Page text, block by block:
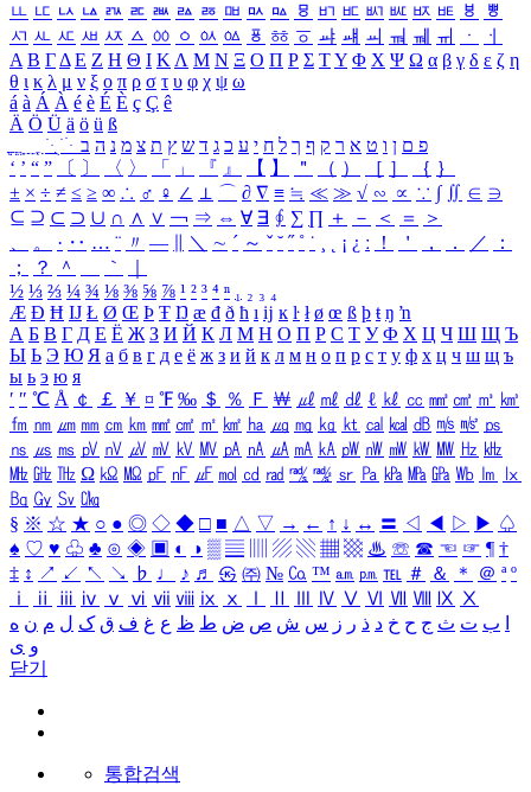
ㅥ ㅦ ㅧ ㅨ ㅩ ㅪ ㅫ ㅬ ㅭ ㅮ ㅯ ㅰ ㅱ ㅲ ㅳ ㅴ ㅵ ㅶ ㅷ ㅸ
ㅹ
ㅺ ㅻ ㅼ ㅽ ㅾ ㅿ ㆀ ㆁ ㆂ ㆃ ㆄ ㆅ ㆆ ㆇ ㆈ ㆉ ㆊ ㆋ ㆌ ㆍ
ㆎ
Α Β ΓΔ Ε Ζ Η Θ Ι ΚΛ Μ Ν Ξ Ο Π Ρ Σ ΤΥ Φ Χ Ψ Ω α β γ δ ε ζ η
θ ι κ λ μ ν ξ ο π ρ σ τ υ φ χ ψ ω
á à Á À é è É È ç Ç ê
Ä Ö Ü ä ö ü ß
ִֶֹ ֻּ ׁׂ פ ם ן ו ט א ר ק ף ך ל ח י ע כ ג ד ש ץ ת צ מ נ ה ב
‘ ’ “ ” 〔 〕 〈 〉 「 」 『 』 【 】 ＂ （ ） ［ ］ ｛ ｝
± × ÷ ≠ ≤ ≥ ∞ ∴ ♂ ♀ ∠ ⊥ ⌒ ∂ ∇ ≡ ≒ ≪ ≫ √ ∽ ∝ ∵ ∫ ∬ ∈ ∋
⊆ ⊇ ⊂ ⊃ ∪ ∩ ∧ ∨ ￢ ⇒ ⇔ ∀ ∃ ∮ ∑ ∏ ＋ － ＜ ＝
＞
、
。 · ‥ … ¨ 〃 ― ＼ ∼ ´ ～ ˇ ˘ ˝ ˚ ˙ ¸ ¡ ¿ ː ！ ＇ ， ． ／
：
；
？ ＾ ｀
½ ⅓ ⅔ ¼ ¾ ⅛ ⅜ ⅝ ⅞ ¹ ² ³ ⁴ ⁿ ₁ ₂ ₃ ₄
Æ Ð Ħ Ĳ Ł Ø Œ Þ Ŧ Ŋ æ đ ð ħ ı ĳ ĸ ŀ ł ø œ ß þ ŧ ŋ ŉ
А Б В Г Д Е Ё Ж З И Й К Л М Н О П Р С Т У Ф Х Ц Ч Ш Щ Ъ
Ы Ь Э Ю Я а б в г д е ё ж з и й к л м н о п р с т у ф х ц ч ш щ ъ
ы ь э ю я
′ ″ ℃ Å ￠ ￡ ￥ ¤ ℉ ‰ ＄ ％ Ｆ ￦ ㎕ ㎖ ㎗ ℓ ㎘ ㏄ ㎣ ㎤ ㎥ ㎦
㎙ ㎚ ㎛ ㎜ ㎝ ㎞ ㎟ ㎠ ㎡ ㎢ ㏊ ㎍ ㎎ ㎏ ㏏ ㎈ ㎉ ㏈ ㎧ ㎨ ㎰
㎱ ㎲ ㎳ ㎴ ㎵ ㎶ ㎷ ㎸ ㎹ ㎀ ㎁ ㎂ ㎃ ㎄ ㎺ ㎻ ㎽ ㎾ ㎿ ㎐ ㎑
㎒ ㎓ ㎔ Ω ㏀ ㏁ ㎊ ㎋ ㎌ ㏖ ㏅ ㎭ ㎮ ㎯ ㏛ ㎩ ㎪ ㎫ ㎬ ㏝ ㏐
㏓
㏃ ㏉ ㏜ ㏆
§ ※ ☆ ★ ○ ● ◎ ◇ ◆ □ ■ △ ▽ → ← ↑ ↓ ↔ 〓 ◁ ◀ ▷ ▶ ♤
♠ ♡ ♥ ♧ ♣ ⊙ ◈ ▣ ◐ ◑ ▒ ▤ ▨ ▧ ▦ ▩ ♨ ☏ ☎ ☜ ☞ ¶ †
‡ ↕ ↗ ↙ ↖ ↘ ♭ ♩ ♪ ♬ ㉿ ㈜ № ㏇ ™ ㏂ ㏘ ℡ ＃ ＆ ＊ ＠ ª º
ⅰ
ⅱ ⅲ ⅳ ⅴ ⅵ ⅶ ⅷ ⅸ ⅹ Ⅳ Ⅴ Ⅵ Ⅶ Ⅷ Ⅸ Ⅹ
ب ت ث ج ح خ د ذ ر ز س ش ص ض ط ظ ع غ ف ق ک ل م ن ه
و ی
닫기
통합검색